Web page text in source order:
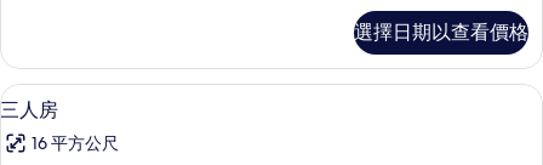
有
相
片
房
(Small)
的
情
選擇日期以查看價格
顯
示
三人房 | 低過敏寢具、羽絨被、記憶
4
三人房
16 平方公尺